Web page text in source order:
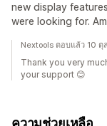
new display
were looking for.
Nextools ตอบแล้ว 10
Thank you very
your support 😊